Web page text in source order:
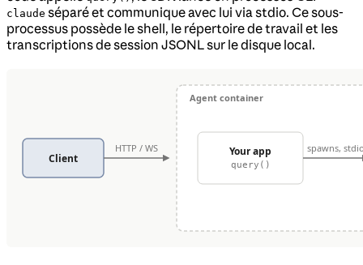
claude séparé et communique avec lui via stdio. Ce sous-
processus possède le shell, le répertoire de travail et les
transcriptions de session JSONL sur le disque local.